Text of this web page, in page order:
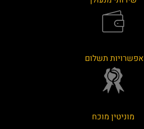
אפשרויות תשלום
מוניטין מוכח